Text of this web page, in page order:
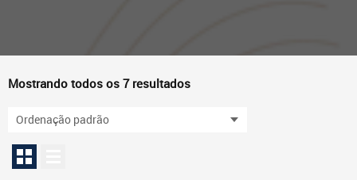
Mostrando todos os 7 resultados